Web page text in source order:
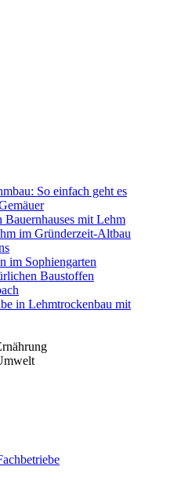
So einfach geht es
Bauernhauses mit Lehm
im Gründerzeit-Altbau
im Sophiengarten
Baustoffen
in Lehmtrockenbau mit